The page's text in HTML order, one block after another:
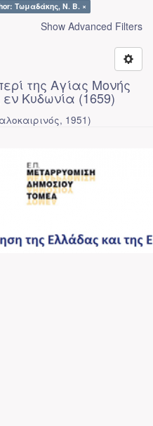
Τωμαδάκης, Ν. Β. ×
Show Advanced Filters
της Αγίας Μονής
Κυδωνία (1659)
, 1951)